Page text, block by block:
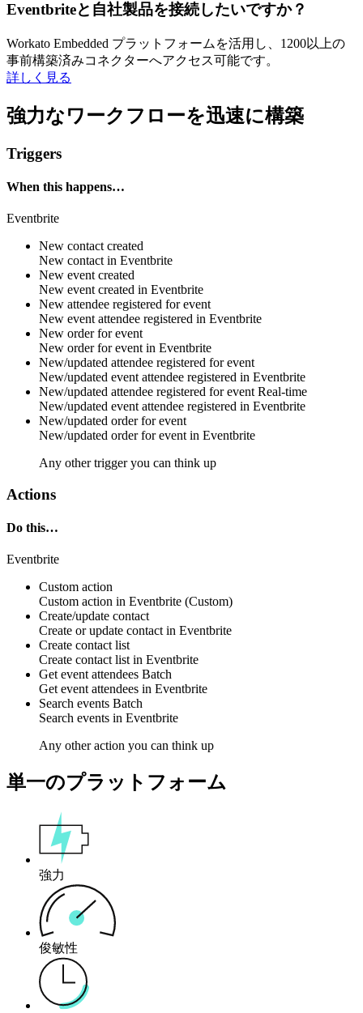
Eventbriteと自社製品を接続したいですか？
Workato Embedded プラットフォームを活用し、1200以上の
事前構築済みコネクターへアクセス可能です。
詳しく見る
強力なワークフローを迅速に構築
Triggers
When this happens…
Eventbrite
New contact created
New contact in Eventbrite
New event created
New event created in Eventbrite
New attendee registered for event
New event attendee registered in Eventbrite
New order for event
New orderforevent in Eventbrite
New/updated attendee registered for event
New/updated event attendee registered in Eventbrite
New/updated attendee registered for event Real-time
New/updated event attendee registered in Eventbrite
New/updated order for event
New/updated orderforevent in Eventbrite
Any other trigger you can think up
Actions
Do this…
Eventbrite
Custom action
Custom action in Eventbrite (Custom)
Create/update contact
Create or update contact in Eventbrite
Create contact list
Create contact list in Eventbrite
Get event attendees Batch
Get event attendees in Eventbrite
Search events Batch
Search events in Eventbrite
Any other action you can think up
単一のプラットフォーム
強力
俊敏性